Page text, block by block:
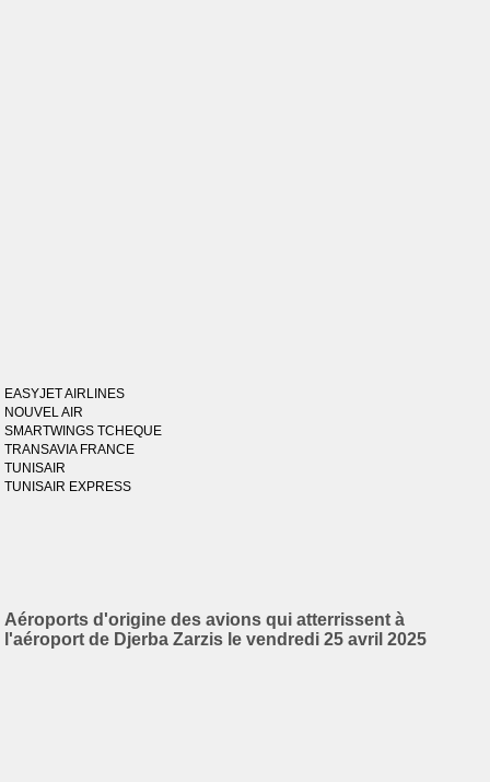
EASYJET AIRLINES
NOUVEL AIR
SMARTWINGS TCHEQUE
TRANSAVIA FRANCE
TUNISAIR
TUNISAIR EXPRESS
Aéroports d'origine des avions qui atterrissent à
l'aéroport de Djerba Zarzis le vendredi 25 avril 2025